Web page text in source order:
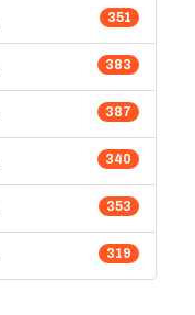
351
383
387
340
353
319